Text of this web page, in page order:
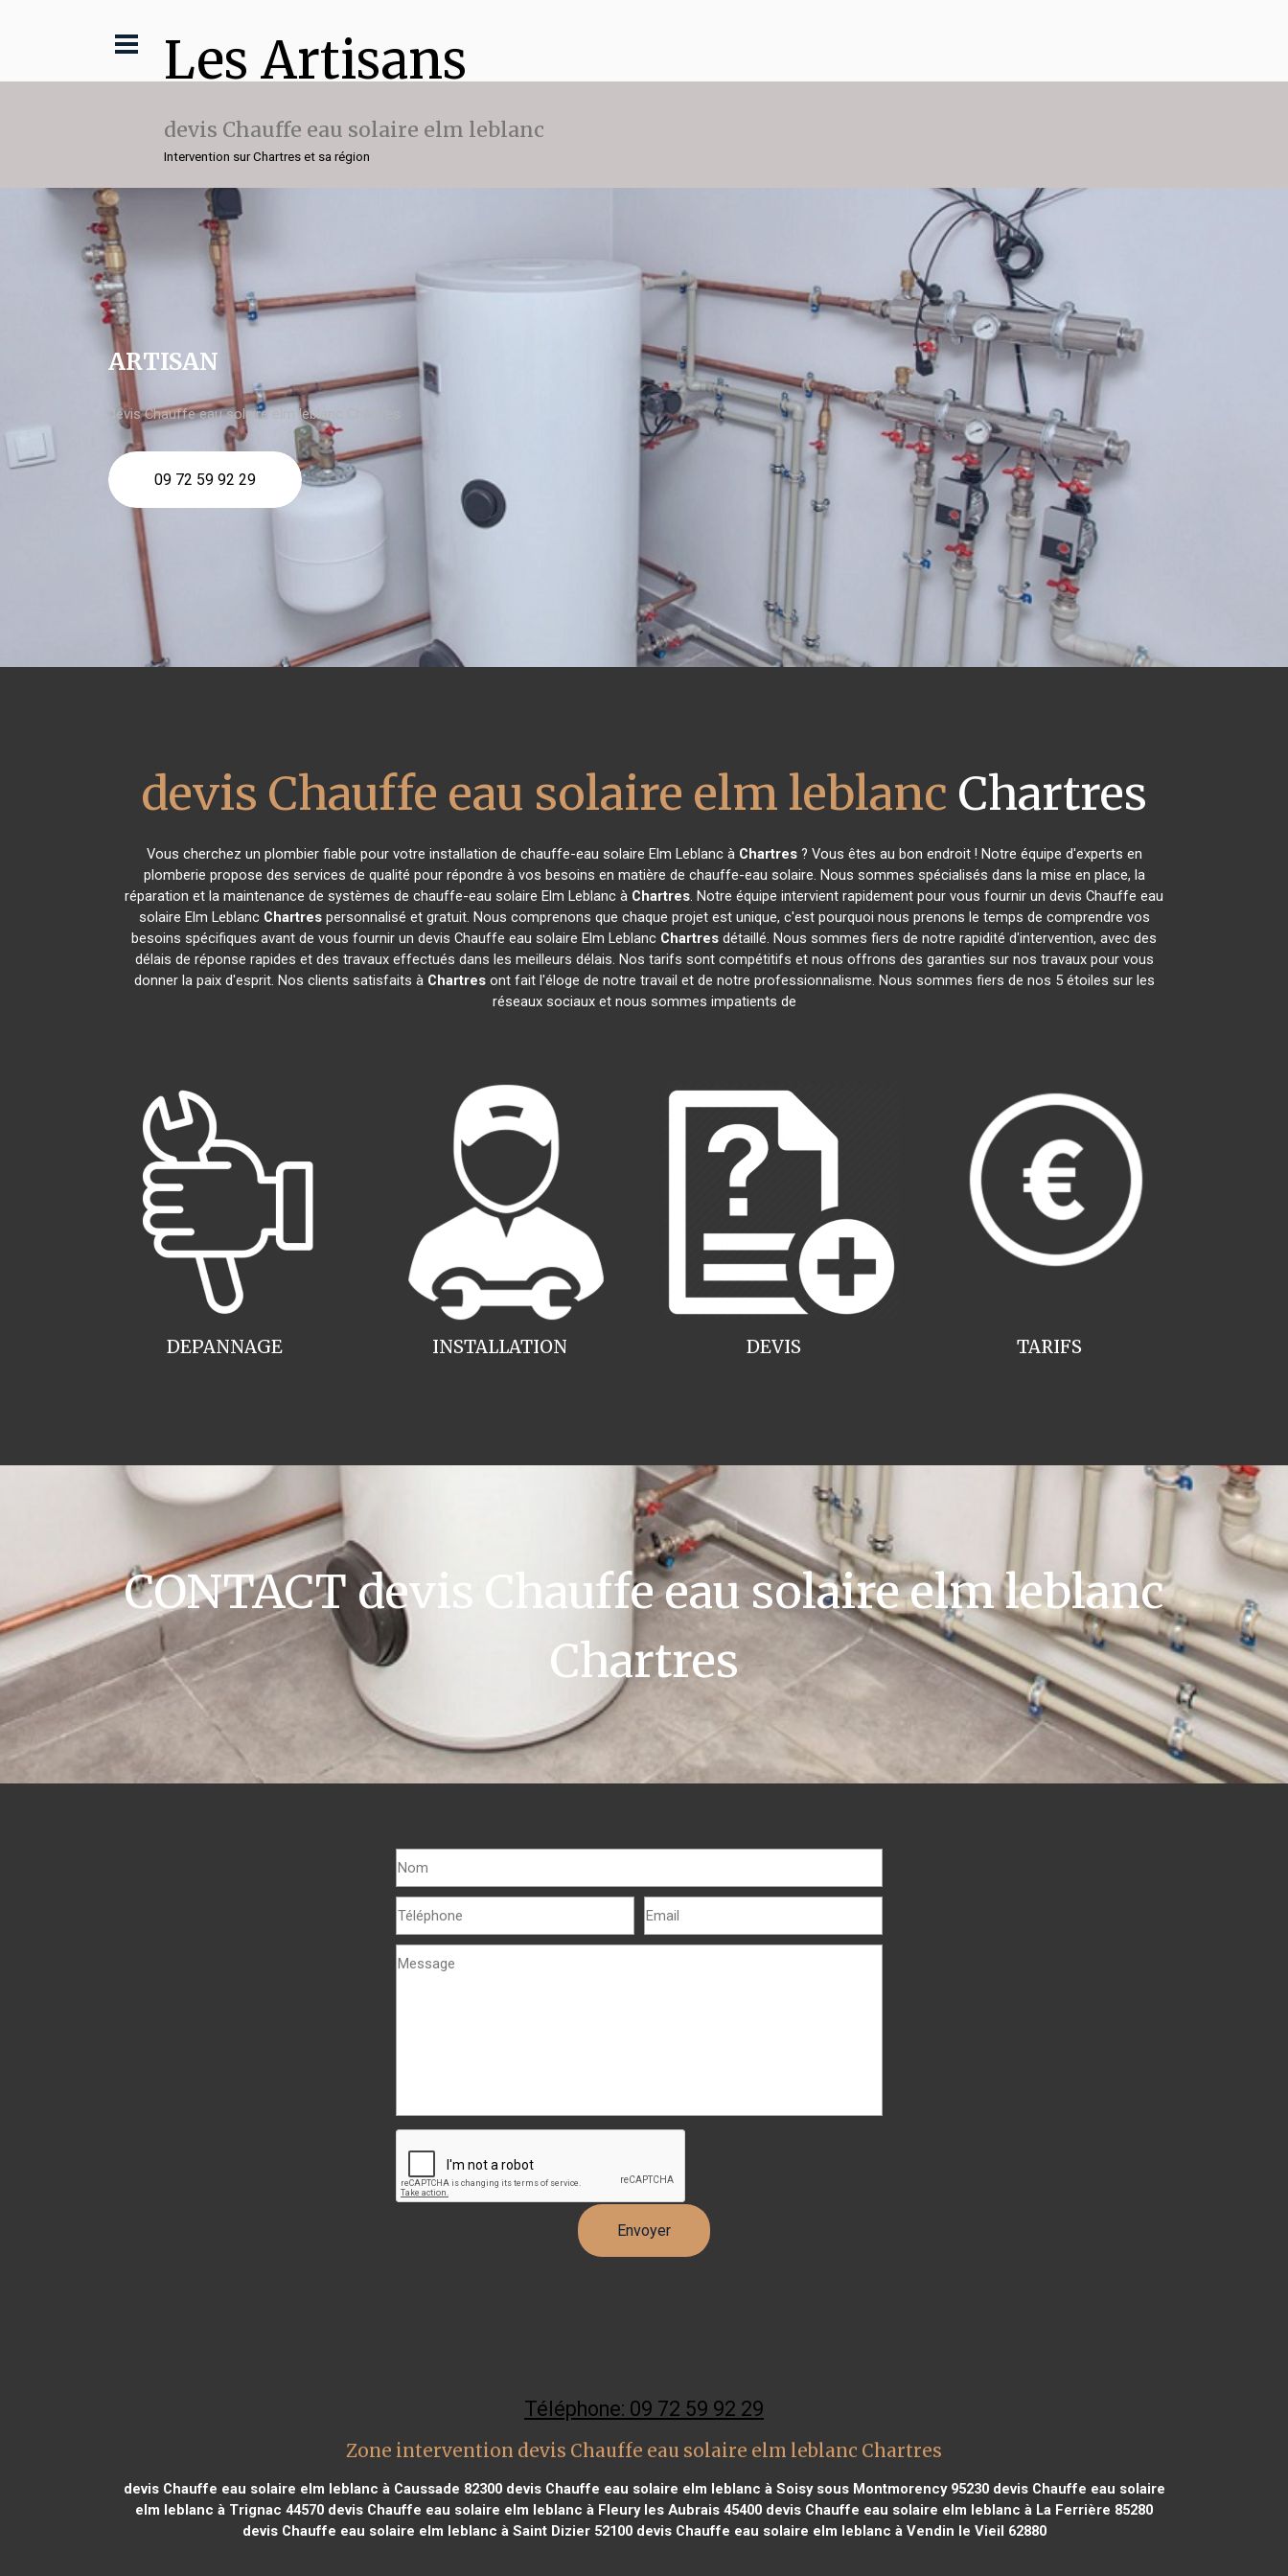
Les Artisans
devis Chauffe eau solaire elm leblanc
Intervention sur Chartres et sa région
ARTISAN
devis Chauffe eau solaire elm leblanc Chartres
09 72 59 92 29
devis Chauffe eau solaire elm leblanc Chartres
Vous cherchez un plombier fiable pour votre installation de chauffe-eau solaire Elm Leblanc à Chartres? Vous êtes au bon endroit ! Notre équipe d'experts en
plomberie propose des services de qualité pour répondre à vos besoins en matière de chauffe-eau solaire. Nous sommes spécialisés dans la mise en place, la
réparation et la maintenance de systèmes de chauffe-eau solaire Elm Leblanc à Chartres. Notre équipe intervient rapidement pour vous fournir un devis Chauffe eau
solaire Elm Leblanc Chartrespersonnalisé et gratuit. Nous comprenons que chaque projet est unique, c'est pourquoi nous prenons le temps de comprendre vos
besoins spécifiques avant de vous fournir un devis Chauffe eau solaire Elm Leblanc Chartres détaillé. Nous sommes fiers de notre rapidité d'intervention, avec des
délais de réponse rapides et des travaux effectués dans les meilleurs délais. Nos tarifs sont compétitifs et nous offrons des garanties sur nos travaux pour vous
donner la paix d'esprit. Nos clients satisfaits à Chartresont fait l'éloge de notre travail et de notre professionnalisme. Nous sommes fiers de nos 5 étoiles sur les
réseaux sociaux et nous sommes impatients de
INSTALLATION
DEPANNAGE TARIFS
DEVIS
CONTACT devis Chauffe eau solaire elm leblanc
Chartres
Téléphone: 09 72 59 92 29
Zone intervention devis Chauffe eau solaire elm leblanc Chartres
devis Chauffe eau solaire elm leblanc à Caussade 82300devis Chauffe eau solaire elm leblanc à Soisy sous Montmorency 95230devis Chauffe eau solaire
elm leblanc à Trignac 44570 devis Chauffe eau solaire elm leblanc à Fleury les Aubrais 45400 devis Chauffe eau solaire elm leblanc à La Ferrière 85280
devis Chauffe eau solaire elm leblanc à Saint Dizier 52100devis Chauffe eau solaire elm leblanc à Vendin le Vieil 62880